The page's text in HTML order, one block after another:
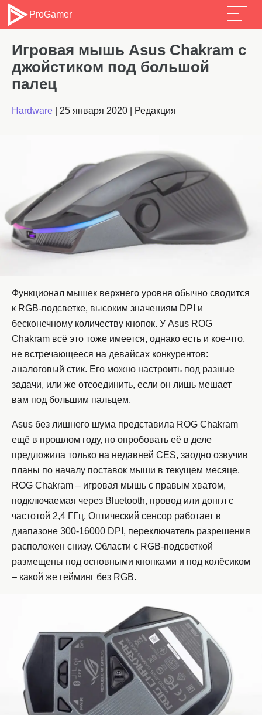
ProGamer
Игровая мышь Asus Chakram с
джойстиком под большой
палец
Hardware 25 января 2020 Редакция
Функционал мышек верхнего уровня обычно сводится
к RGB-подсветке, высоким значениям DPI и
бесконечному количеству кнопок. У Asus ROG
Chakram всё это тоже имеется, однако есть и кое-что,
не встречающееся на девайсах конкурентов:
аналоговый стик. Его можно настроить под разные
задачи, или же отсоединить, если он лишь мешает
вам под большим пальцем.
Asus без лишнего шума представила ROG Chakram
ещё в прошлом году, но опробовать её в деле
предложила только на недавней CES, заодно озвучив
планы по началу поставок мыши в текущем месяце.
ROG Chakram – игровая мышь с правым хватом,
подключаемая через Bluetooth, провод или донгл с
частотой 2,4 ГГц. Оптический сенсор работает в
диапазоне 300-16000 DPI, переключатель разрешения
расположен снизу. Области с RGB-подсветкой
размещены под основными кнопками и под колёсиком
– какой же гейминг без RGB.